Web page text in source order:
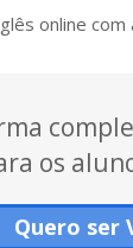
online com
os
Quero ser